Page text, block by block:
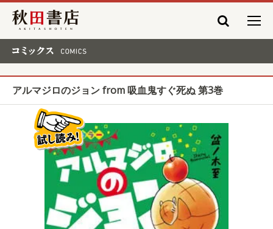
秋田書店
アルマジロのジョン from 吸血鬼すぐ死ぬ 第3巻